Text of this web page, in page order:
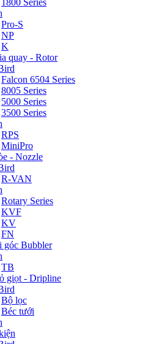
1800 Series
Pro-S
NP
K
quay - Rotor
Falcon 6504 Series
8005 Series
5000 Series
3500 Series
RPS
MiniPro
- Nozzle
R-VAN
Rotary Series
KVF
KV
FN
góc Bubbler
TB
giọt - Dripline
Bộ lọc
Béc tưới